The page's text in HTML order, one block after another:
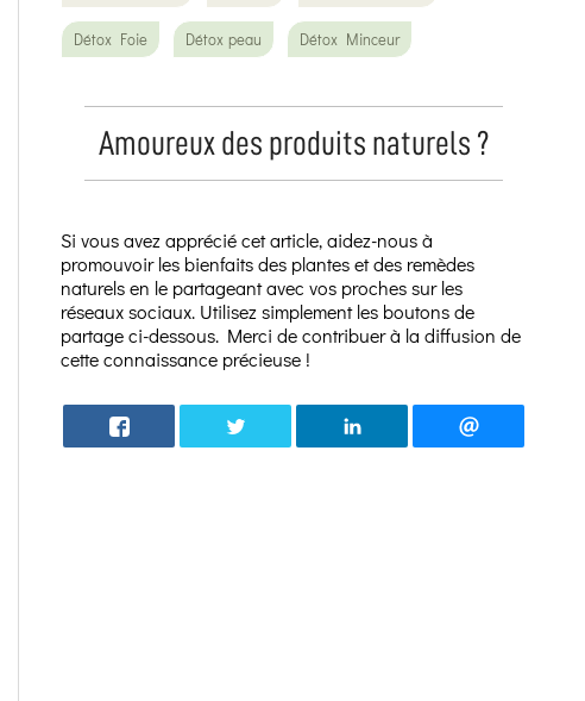
Détox Foie Détox peau Détox Minceur
Amoureux des produits naturels ?
Si vous avez apprécié cet article, aidez-nous à
promouvoir les bienfaits des plantes et des remèdes
naturels en le partageant avec vos proches sur les
réseaux sociaux. Utilisez simplement les boutons de
partage ci-dessous. Merci de contribuer à la diffusion de
cette connaissance précieuse !